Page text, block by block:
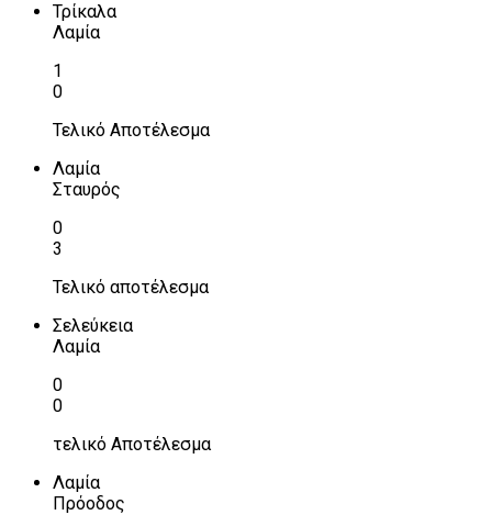
Τρίκαλα
Λαμία
1
0
Τελικό Αποτέλεσμα
Λαμία
Σταυρός
0
3
Τελικό αποτέλεσμα
Σελεύκεια
Λαμία
0
0
τελικό Αποτέλεσμα
Λαμία
Πρόοδος